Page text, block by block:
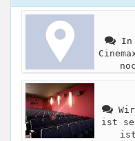
In
Wir
ist